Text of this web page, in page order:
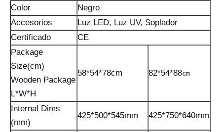
Color
Negro
Accesorios
Luz LED, Luz UV, Soplador
Certificado
CE
Package
Size(cm)
Wooden Package
L*W*H
58*54*78cm 82*54*88㎝
Internal Dims
(mm)
425*500*545mm 425*750*640mm